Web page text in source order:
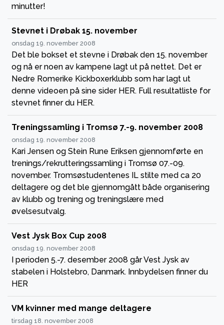
minutter!
Stevnet i Drøbak 15. november
onsdag 19. november 2008
Det ble bokset et stevne i Drøbak den 15. november
og nå er noen av kampene lagt ut på nettet. Det er
Nedre Romerike Kickboxerklubb som har lagt ut
denne videoen på sine sider HER. Full resultatliste for
stevnet finner du HER.
Treningssamling i Tromsø 7.-9. november 2008
onsdag 19. november 2008
Kari Jensen og Stein Rune Eriksen gjennomførte en
trenings/rekrutteringssamling i Tromsø 07.-09.
november. Tromsøstudentenes IL stilte med ca 20
deltagere og det ble gjennomgått både organisering
av klubb og trening og treningslære med
øvelsesutvalg.
Vest Jysk Box Cup 2008
onsdag 19. november 2008
I perioden 5.-7. desember 2008 går Vest Jysk av
stabelen i Holstebro, Danmark. Innbydelsen finner du
HER
VM kvinner med mange deltagere
tirsdag 18. november 2008